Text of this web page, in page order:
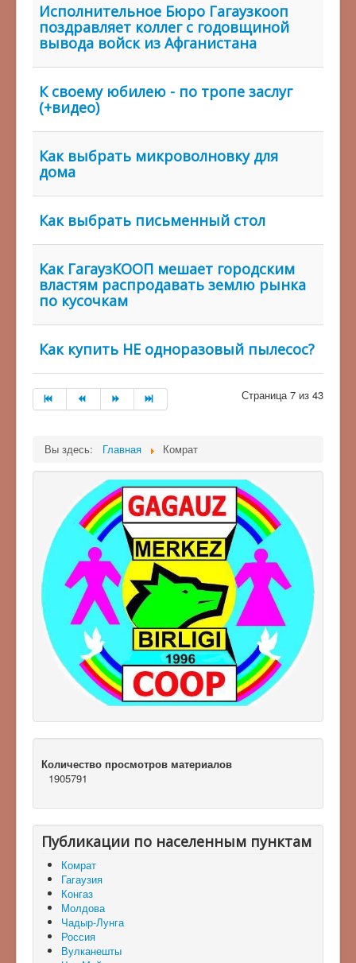
Исполнительное Бюро Гагаузкооп
поздравляет коллег с годовщиной
вывода войск из Афганистана
К своему юбилею - по тропе заслуг
(+видео)
Как выбрать микроволновку для
дома
Как выбрать письменный стол
Как ГагаузКООП мешает городским
властям распродавать землю рынка
по кусочкам
Как купить НЕ одноразовый пылесос?
Страница 7 из 43
Вы здесь: Главная Комрат
Количество просмотров материалов
1905791
Публикации по населенным пунктам
Комрат
Гагаузия
Конгаз
Молдова
Чадыр-Лунга
Россия
Вулканешты